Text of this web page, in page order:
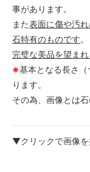
事があります。
また表面に傷や汚
石特有のものです。
完璧な美品を望ま
※基本となる長さ
ります。
その為、画像とは
▼クリックで画像を